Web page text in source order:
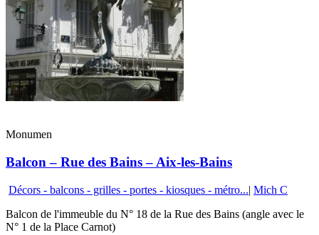
Monumen
Balcon – Rue des Bains – Aix-les-Bains
Décors - balcons - grilles - portes - kiosques - métro...| Mich C
Balcon de l'immeuble du N° 18 de la Rue des Bains (angle avec le
N° 1 de la Place Carnot)